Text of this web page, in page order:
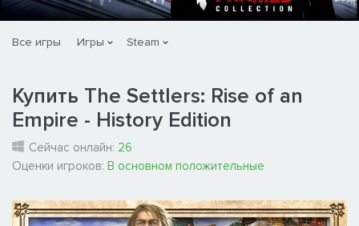
Все игры Игры Steam
Купить The Settlers: Rise of an
Empire - History Edition
Сейчас онлайн: 26
Оценки игроков: В основном положительные